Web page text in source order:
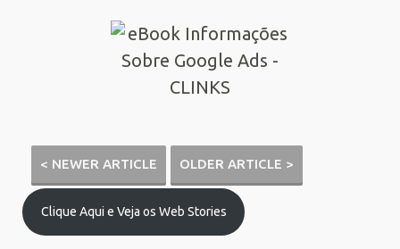
< NEWER ARTICLE OLDER ARTICLE >
Clique Aqui e Veja os Web Stories